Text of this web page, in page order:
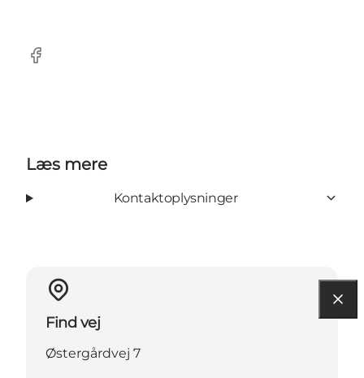
Facebook
Læs mere
Kontaktoplysninger
Find vej
Østergårdvej 7